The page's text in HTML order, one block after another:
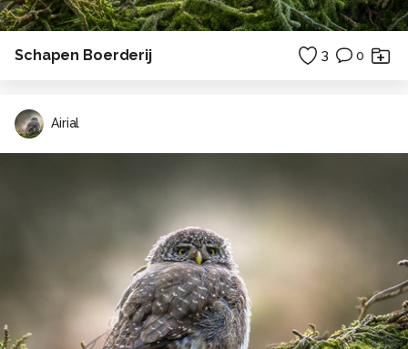
Schapen Boerderij 3 0
Airial